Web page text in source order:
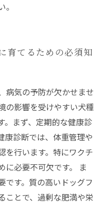
育てるための必須知
病気の予防が欠かせませ
の影響を受けやすい犬種
。まず、定期的な健康診
康診断では、体重管理や
を行います。特にワクチ
に必要不可欠です。 ま
です。質の高いドッグフ
ことで、過剰な肥満や栄